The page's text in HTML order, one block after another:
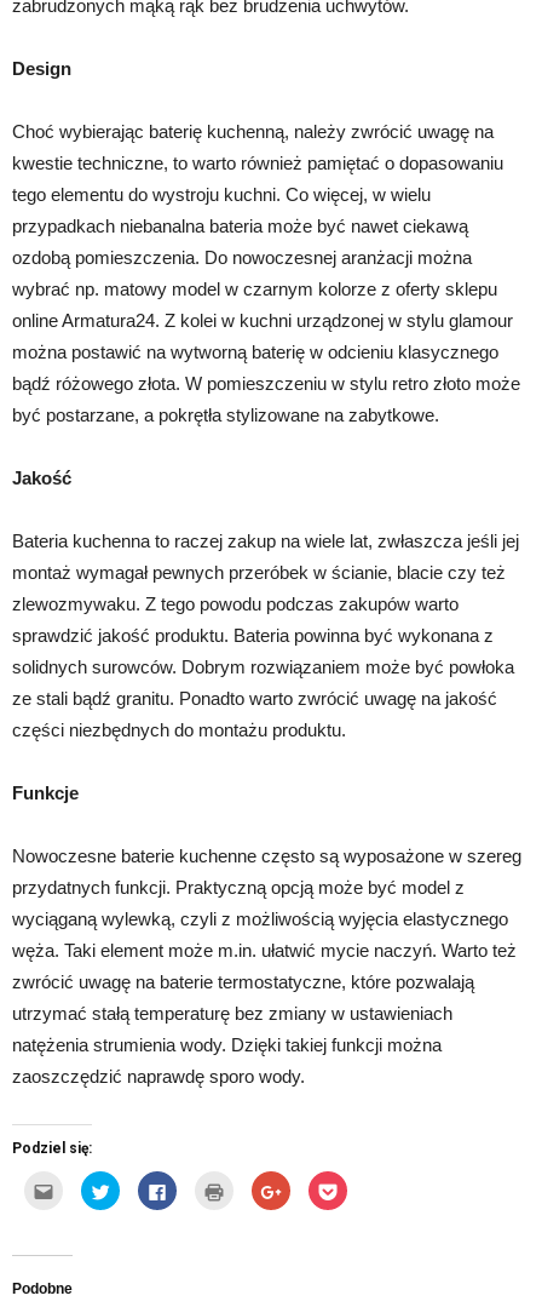
zabrudzonych mąką rąk bez brudzenia uchwytów.
Design
Choć wybierając baterię kuchenną, należy zwrócić uwagę na
kwestie techniczne, to warto również pamiętać o dopasowaniu
tego elementu do wystroju kuchni. Co więcej, w wielu
przypadkach niebanalna bateria może być nawet ciekawą
ozdobą pomieszczenia. Do nowoczesnej aranżacji można
wybrać np. matowy model w czarnym kolorze z oferty sklepu
online Armatura24. Z kolei w kuchni urządzonej w stylu glamour
można postawić na wytworną baterię w odcieniu klasycznego
bądź różowego złota. W pomieszczeniu w stylu retro złoto może
być postarzane, a pokrętła stylizowane na zabytkowe.
Jakość
Bateria kuchenna to raczej zakup na wiele lat, zwłaszcza jeśli jej
montaż wymagał pewnych przeróbek w ścianie, blacie czy też
zlewozmywaku. Z tego powodu podczas zakupów warto
sprawdzić jakość produktu. Bateria powinna być wykonana z
solidnych surowców. Dobrym rozwiązaniem może być powłoka
ze stali bądź granitu. Ponadto warto zwrócić uwagę na jakość
części niezbędnych do montażu produktu.
Funkcje
Nowoczesne baterie kuchenne często są wyposażone w szereg
przydatnych funkcji. Praktyczną opcją może być model z
wyciąganą wylewką, czyli z możliwością wyjęcia elastycznego
węża. Taki element może m.in. ułatwić mycie naczyń. Warto też
zwrócić uwagę na baterie termostatyczne, które pozwalają
utrzymać stałą temperaturę bez zmiany w ustawieniach
natężenia strumienia wody. Dzięki takiej funkcji można
zaoszczędzić naprawdę sporo wody.
Podziel się:
Kliknij,
wysłać
znajomego
e-
Udostępnij
na
Twitterze(Otwiera
Click
to
Kliknij
wydrukować(Otwiera
Click
to
share
Click
to
Podobne